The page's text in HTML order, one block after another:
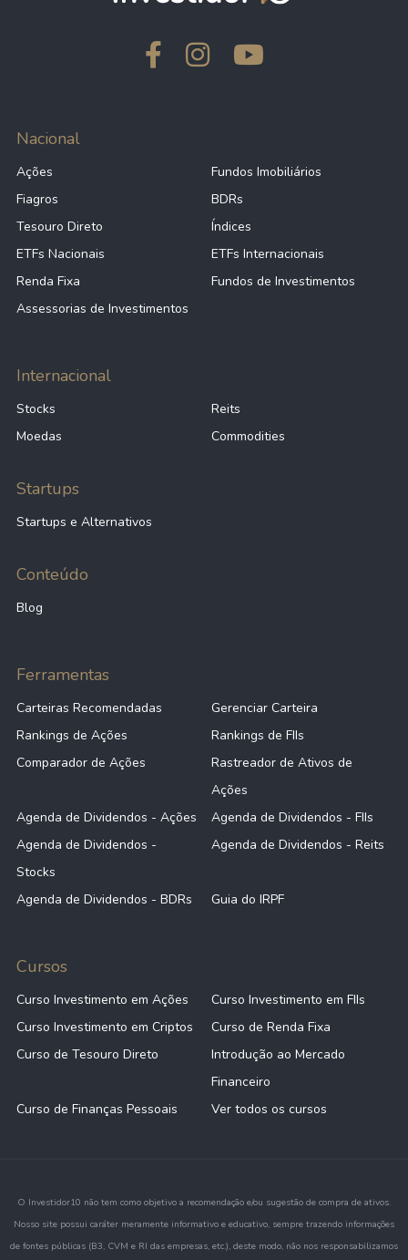
Nacional
Ações
Fundos Imobiliários
Fiagros
BDRs
Tesouro Direto
Índices
ETFs Nacionais
ETFs Internacionais
Renda Fixa
Fundos de Investimentos
Assessorias de Investimentos
Internacional
Stocks
Reits
Moedas
Commodities
Startups
Startups e Alternativos
Conteúdo
Blog
Ferramentas
Carteiras Recomendadas
Gerenciar Carteira
Rankings de Ações
Rankings de FIIs
Comparador de Ações
Rastreador de Ativos de
Ações
Agenda de Dividendos - Ações
Agenda de Dividendos - FIIs
Agenda de Dividendos -
Stocks
Agenda de Dividendos - Reits
Agenda de Dividendos - BDRs Guia do IRPF
Cursos
Curso Investimento em Ações
Curso Investimento em FIIs
Curso Investimento em Criptos
Curso de Renda Fixa
Curso de Tesouro Direto
Introdução ao Mercado
Financeiro
Curso de Finanças Pessoais
Ver todos os cursos
O Investidor10 não tem como objetivo a recomendação e/ou sugestão de compra de ativos.
Nosso site possui caráter meramente informativo e educativo, sempre trazendo informações
de fontes públicas (B3, CVM e RI das empresas, etc.), deste modo, não nos responsabilizamos